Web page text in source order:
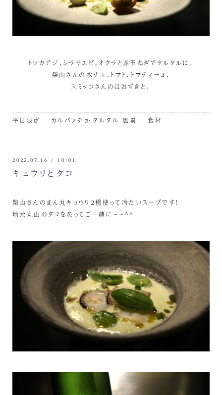
トツカアジ、シラサエビ、オクラと赤玉ねぎでタルタルに。
柴山さんの水ナス、トマト、トマティーヨ、
スミッコさんのほおずきと。
平日限定 - カルパッチョ・タルタル 風景 - 食材
2022.07.16 / 10:01
キュウリとタコ
柴山さんのまん丸キュウリ2種使って冷たいスープです！
地元丸山のタコを炙ってご一緒に～～^^